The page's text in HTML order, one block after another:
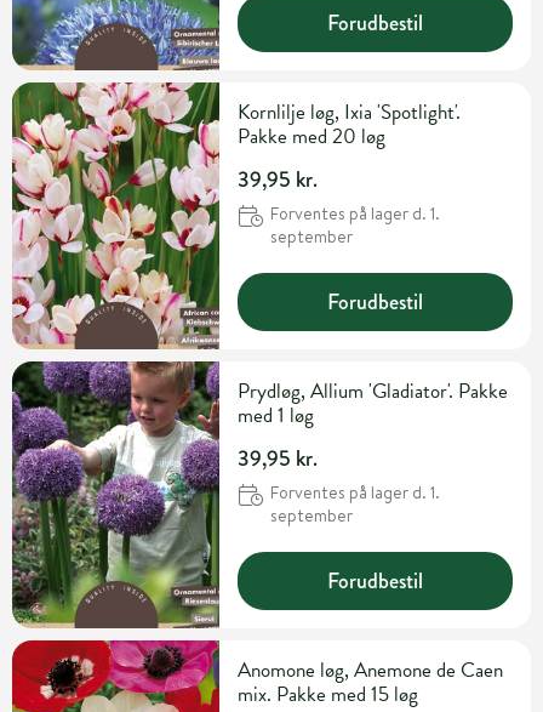
Forudbestil
Kornlilje løg, Ixia 'Spotlight'.
Pakke med 20 løg
39,95 kr.
Forventes på lager d. 1.
september
Forudbestil
Prydløg, Allium 'Gladiator'. Pakke
med 1 løg
39,95 kr.
Forventes på lager d. 1.
september
Forudbestil
Anomone løg, Anemone de Caen
mix. Pakke med 15 løg